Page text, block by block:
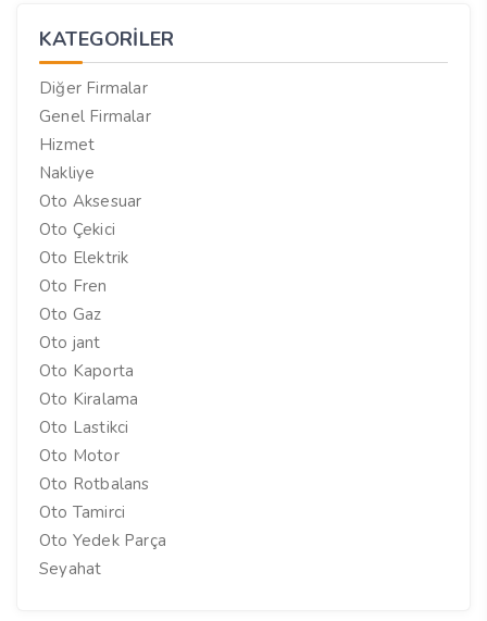
KATEGORILER
Diğer Firmalar
Genel Firmalar
Hizmet
Nakliye
Oto Aksesuar
Oto Çekici
Oto Elektrik
Oto Fren
Oto Gaz
Oto jant
Oto Kaporta
Oto Kiralama
Oto Lastikci
Oto Motor
Oto Rotbalans
Oto Tamirci
Oto Yedek Parça
Seyahat